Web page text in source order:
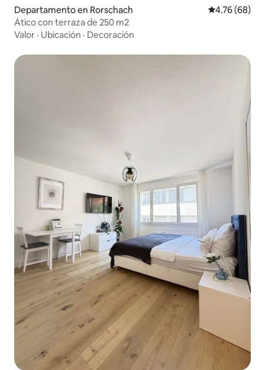
Departamento en Rorschach Calificación
4.76 (68)
Ático con terraza de 250 m2
Valor · Ubicación · Decoración